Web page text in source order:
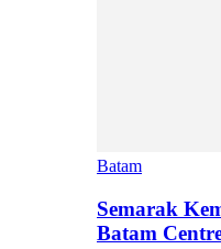
Batam
Semarak
Batam